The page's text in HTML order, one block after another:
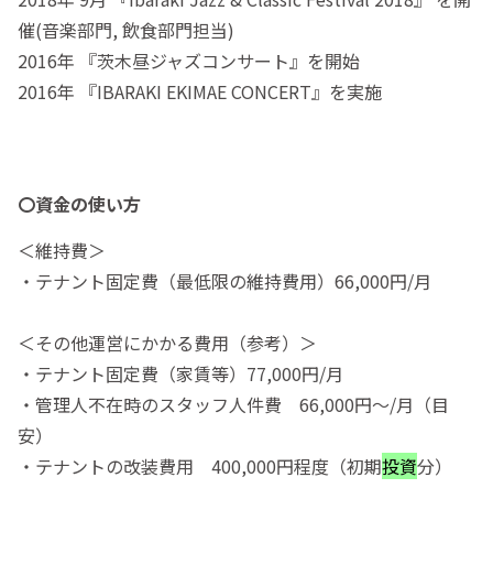
催(音楽部門, 飲食部門担当)
2016年 『茨木昼ジャズコンサート』を開始
2016年 『IBARAKI EKIMAE CONCERT』を実施
〇資金の使い方
＜維持費＞
・テナント固定費（最低限の維持費用）66,000円/月
＜その他運営にかかる費用（参考）＞
・テナント固定費（家賃等）77,000円/月
・管理人不在時のスタッフ人件費 66,000円〜/月（目
安）
・テナントの改装費用 400,000円程度（初期投資分）